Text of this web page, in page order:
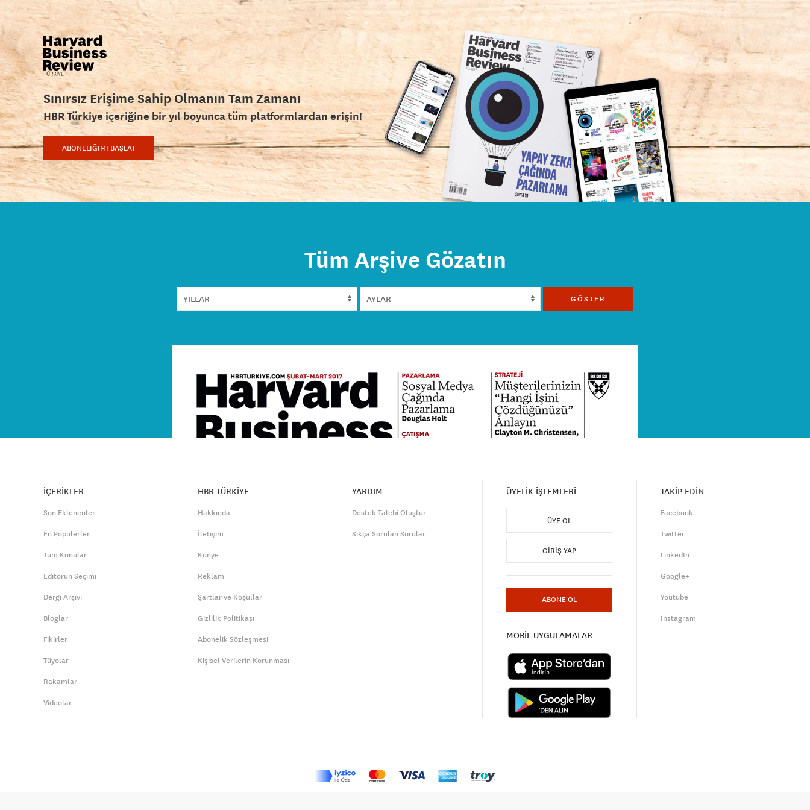
Sınırsız Erişime Sahip Olmanın Tam Zamanı
HBR Türkiye içeriğine bir yıl boyunca tüm platformlardan erişin!
ABONELİĞİMİ BAŞLAT
Tüm Arşive Gözatın
GÖSTER
İÇERİKLER
Son Eklenenler
En Popülerler
Tüm Konular
Editörün Seçimi
Dergi Arşivi
Bloglar
Fikirler
Tüyolar
Rakamlar
Videolar
HBR TÜRKİYE
Hakkında
İletişim
Künye
Reklam
Şartlar ve Koşullar
Gizlilik Politikası
Abonelik Sözleşmesi
Kişisel Verilerin Korunması
YARDIM
Destek Talebi Oluştur
Sıkça Sorulan Sorular
ÜYELİK İŞLEMLERİ
ÜYE OL
GIRIŞ YAP
ABONE OL
MOBİL UYGULAMALAR
TAKİP EDİN
Facebook
Twitter
LinkedIn
Google+
Youtube
Instagram